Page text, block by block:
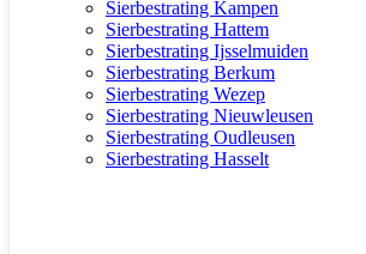
Sierbestrating Kampen
Sierbestrating Hattem
Sierbestrating Ijsselmuiden
Sierbestrating Berkum
Sierbestrating Wezep
Sierbestrating Nieuwleusen
Sierbestrating Oudleusen
Sierbestrating Hasselt